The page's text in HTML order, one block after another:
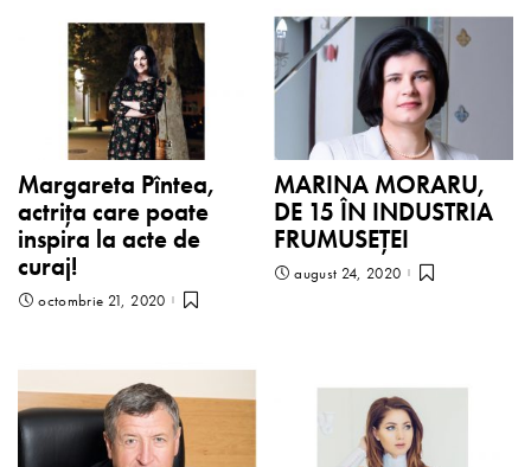
Margareta Pîntea,
actrița care poate
inspira la acte de
curaj!
octombrie 21, 2020
MARINA MORARU,
DE 15 ÎN INDUSTRIA
FRUMUSEŢEI
august 24, 2020